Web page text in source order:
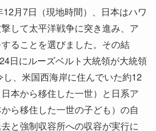
12月7日（現地時間）、日本はハワ
して太平洋戦争に突き進み、ア
ることを選びました。その結
日にルーズベルト大統領が大統領
、米国西海岸に住んでいた約12
本から移住した一世）と日系ア
ら移住した一世の子ども）の自
と強制収容所への収容が実行に